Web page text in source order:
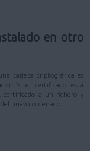
en otro
tarjeta criptográfica es
Si el certificado está
certificado a un fichero y
nuevo ordenador.